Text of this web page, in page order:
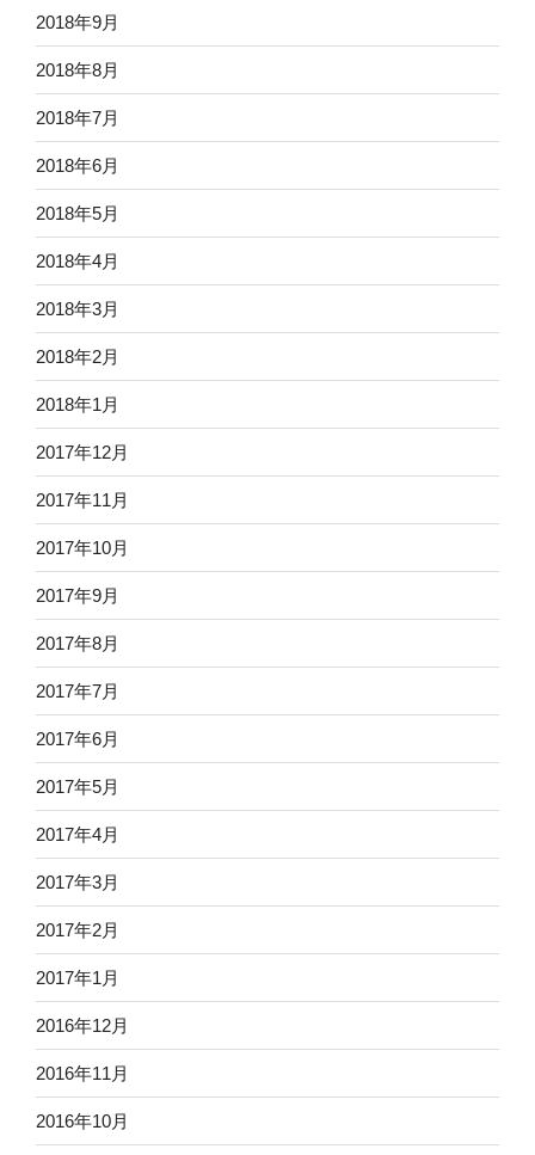
2018年9月
2018年8月
2018年7月
2018年6月
2018年5月
2018年4月
2018年3月
2018年2月
2018年1月
2017年12月
2017年11月
2017年10月
2017年9月
2017年8月
2017年7月
2017年6月
2017年5月
2017年4月
2017年3月
2017年2月
2017年1月
2016年12月
2016年11月
2016年10月